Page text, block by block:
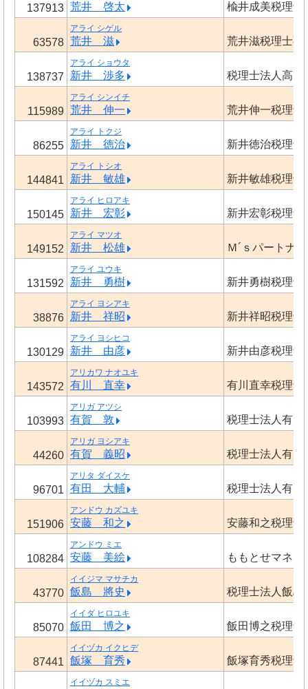
137913 荒井 啓太 楡井成美税理士
63578
アライ シゲル
荒井 滋 荒井滋税理士事
138737
アライ ショウタ
新井 渉多 税理士法人高
115989
アライ シンイチ
荒井 伸一 荒井伸一税理士
86255
アライ トクジ
新井 徳治 新井徳治税理士
144841
アライ トシオ
新井 敏雄 新井敏雄税理士
150145
アライ ヒロアキ
新井 宏彰 新井宏彰税理士
149152
アライ マツオ
新井 松雄 Ｍ´ｓパートナ
131592
アライ ユウキ
新井 勇樹 新井勇樹税理士
38876
アライ ヨシアキ
新井 祥昭 新井祥昭税理士
130129
アライ ヨシヒコ
新井 由彦 新井由彦税理士
143572
アリカワ ナオユキ
有川 直幸 有川直幸税理士
103993
アリガ アツシ
有賀 敦 税理士法人有賀
44260
アリガ ヨシアキ
有賀 義昭 税理士法人有賀
96701
アリタ ダイスケ
有田 大輔 税理士法人有田
151906
アンドウ カズユキ
安藤 和之 安藤和之税理士
108284
アンドウ ミエ
安藤 美絵 ももとせマネ
43770
イイジマ マサチカ
飯島 將史 税理士法人飯島
85070
イイダ ヒロユキ
飯田 博之 飯田博之税理士
87441
イイヅカ イクヒデ
飯塚 育秀 飯塚育秀税理士
イイヅカ スミエ